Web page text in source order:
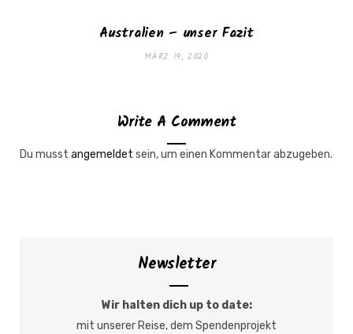
Australien – unser Fazit
MÄRZ 19, 2020
Write A Comment
Du musst angemeldet sein, um einen Kommentar abzugeben.
Newsletter
Wir halten dich up to date:
mit unserer Reise, dem Spendenprojekt